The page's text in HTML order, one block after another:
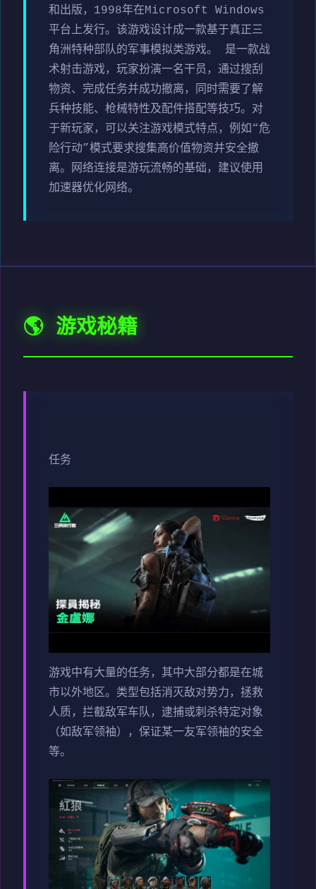
和出版，1998年在Microsoft Windows
平台上发行。该游戏设计成一款基于真正三
角洲特种部队的军事模拟类游戏。 是一款战
术射击游戏，玩家扮演一名干员，通过搜刮
物资、完成任务并成功撤离，同时需要了解
兵种技能、枪械特性及配件搭配等技巧。对
于新玩家，可以关注游戏模式特点，例如“危
险行动”模式要求搜集高价值物资并安全撤
离。网络连接是游玩流畅的基础，建议使用
加速器优化网络。
🌎 游戏秘籍
任务
游戏中有大量的任务，其中大部分都是在城
市以外地区。类型包括消灭敌对势力，拯救
人质，拦截敌军车队，逮捕或刺杀特定对象
（如敌军领袖），保证某一友军领袖的安全
等。